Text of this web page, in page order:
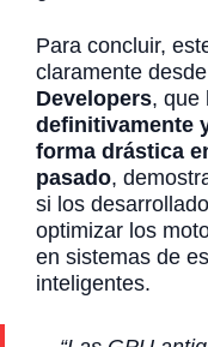
Para concluir,
claramente
Developers, que
definitivamente
forma drástica
pasado,
si los
optimizar los
en sistemas de
inteligentes.